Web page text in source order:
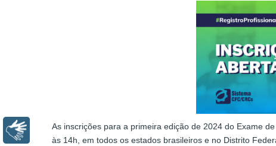
As inscrições para a primeira edição de 2024 do Exame
às 14h, em todos os estados brasileiros e no Distrito
Libras